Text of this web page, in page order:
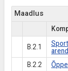
Maadlus
B.2.1
B.2.2